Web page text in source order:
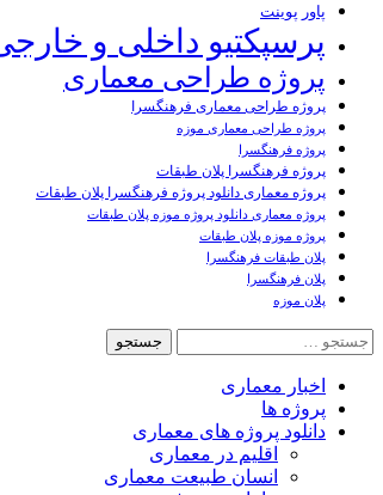
پاور پوینت
پرسپکتیو داخلی و
پروژه طراحی معماری
پروژه طراحی معماری فرهنگسرا
پروژه طراحی معماری موزه
پروژه فرهنگسرا
پروژه فرهنگسرا پلان طبقات
پروژه معماری دانلود پروژه فرهنگسرا پلان طبقات
پروژه معماری دانلود پروژه موزه پلان طبقات
پروژه موزه پلان طبقات
پلان طبقات فرهنگسرا
پلان فرهنگسرا
پلان موزه
جستجو
برای:
اخبار معماری
پروژه ها
دانلود پروژه های معماری
اقلیم در معماری
انسان طبیعت معماری